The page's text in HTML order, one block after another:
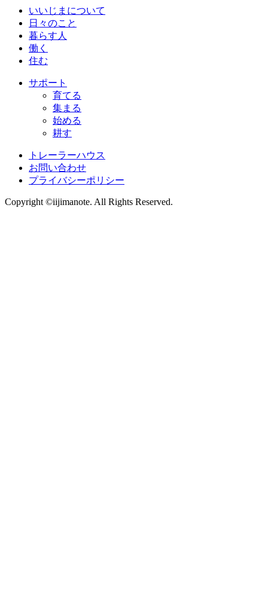
いいじまについて
日々のこと
暮らす人
働く
住む
サポート
育てる
集まる
始める
耕す
トレーラーハウス
お問い合わせ
プライバシーポリシー
Copyright ©iijimanote. All Rights Reserved.